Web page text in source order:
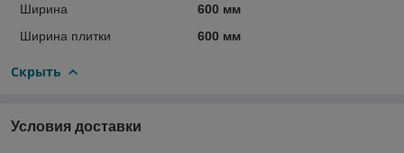
Ширина
600 мм
Ширина плитки
600 мм
Скрыть
Условия доставки